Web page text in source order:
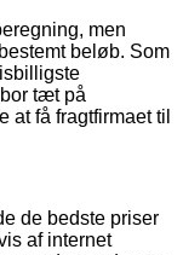
men
beløb. Som
tæt på
at få fragtfirmaet til
de bedste priser
af internet